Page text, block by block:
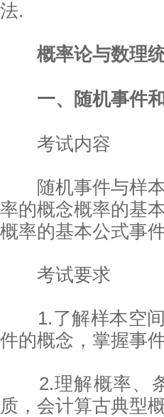
法.
概率论与数理
一、随机事件
考试内容
随机事件与样本
率的概念概率的基
概率的基本公式事
考试要求
1.了解样本空间(
件的概念，掌握事
2.理解概率、条
质，会计算古典型